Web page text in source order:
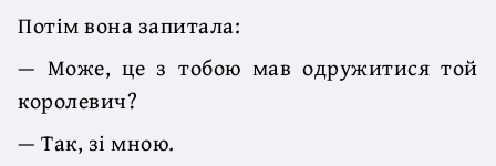
Потім вона запитала:
— Може, це з тобою мав одружитися той
королевич?
— Так, зі мною.